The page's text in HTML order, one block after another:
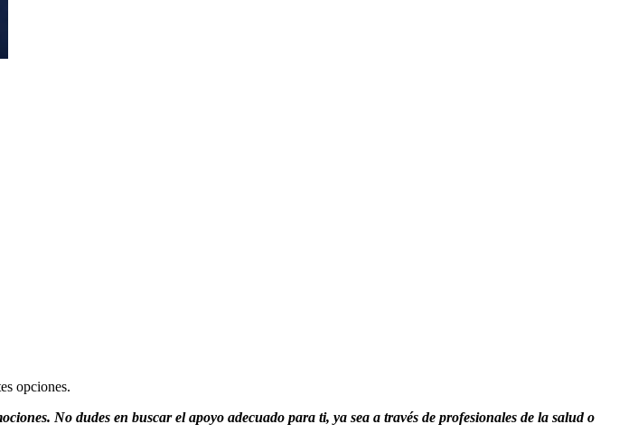
opciones.
No dudes en buscar el apoyo adecuado para ti, ya sea a través de profesionales de la salud o